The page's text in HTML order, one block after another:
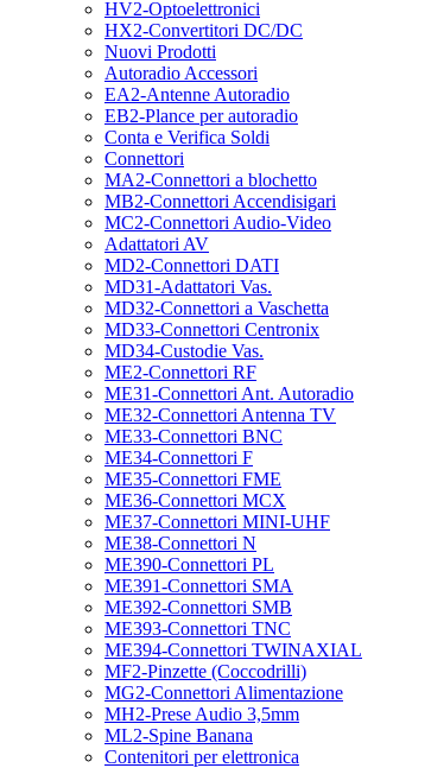
HV2-Optoelettronici
HX2-Convertitori DC/DC
Nuovi Prodotti
Autoradio Accessori
EA2-Antenne Autoradio
EB2-Plance per autoradio
Conta e Verifica Soldi
Connettori
MA2-Connettori a blochetto
MB2-Connettori Accendisigari
MC2-Connettori Audio-Video
Adattatori AV
MD2-Connettori DATI
MD31-Adattatori Vas.
MD32-Connettori a Vaschetta
MD33-Connettori Centronix
MD34-Custodie Vas.
ME2-Connettori RF
ME31-Connettori Ant. Autoradio
ME32-Connettori Antenna TV
ME33-Connettori BNC
ME34-Connettori F
ME35-Connettori FME
ME36-Connettori MCX
ME37-Connettori MINI-UHF
ME38-Connettori N
ME390-Connettori PL
ME391-Connettori SMA
ME392-Connettori SMB
ME393-Connettori TNC
ME394-Connettori TWINAXIAL
MF2-Pinzette (Coccodrilli)
MG2-Connettori Alimentazione
MH2-Prese Audio 3,5mm
ML2-Spine Banana
Contenitori per elettronica